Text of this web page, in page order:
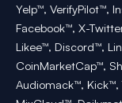
Yelp™, VerifyPilot™,
Facebook™, X-
Likee™, Discord™,
CoinMarketCap™,
Audiomack™,